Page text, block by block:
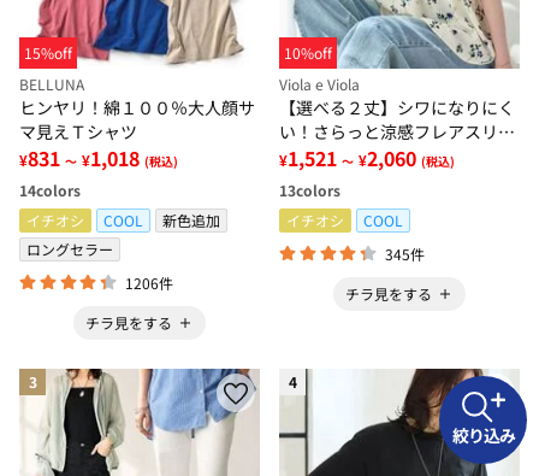
15%off
BELLUNA
ヒンヤリ！綿１００％大人顔サ
マ見えＴシャツ
¥831 ～ ¥1,018 (税込)
14colors
イチオシ
COOL
新色追加
ロングセラー
1206件
チラ見をする
10%off
Viola e Viola
【選べる２丈】シワになりにく
い！さらっと涼感フレアスリー
ブブラウス
¥1,521 ～ ¥2,060 (税込)
13colors
イチオシ
COOL
345件
チラ見をする
3 4
絞り込み